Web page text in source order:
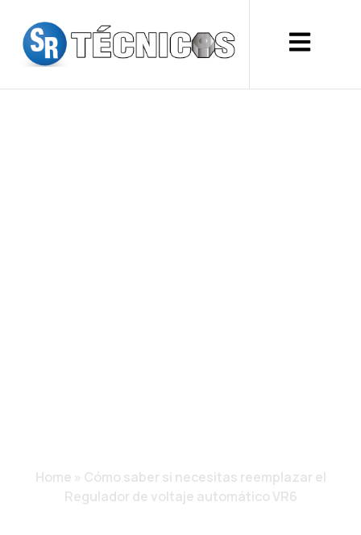
Home » Cómo saber si necesitas reemplazar el
Regulador de voltaje automático VR6